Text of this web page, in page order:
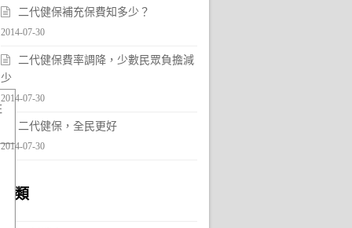
二代健保補充保費知多少？
2014-07-30
二代健保費率調降，少數民眾負擔減
少
2014-07-30
二代健保，全民更好
2014-07-30
分類